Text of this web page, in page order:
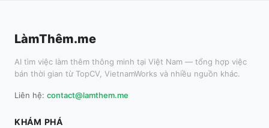
LàmThêm.me
AI tìm việc làm thêm thông minh tại Việt Nam — tổng hợp việc
bán thời gian từ TopCV, VietnamWorks và nhiều nguồn khác.
Liên hệ: contact@lamthem.me
KHÁM PHÁ